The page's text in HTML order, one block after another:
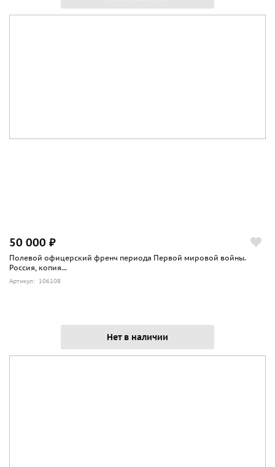
50 000 ₽
Полевой офицерский френч периода Первой мировой войны.
Россия, копия...
Артикул: 106108
Нет в наличии